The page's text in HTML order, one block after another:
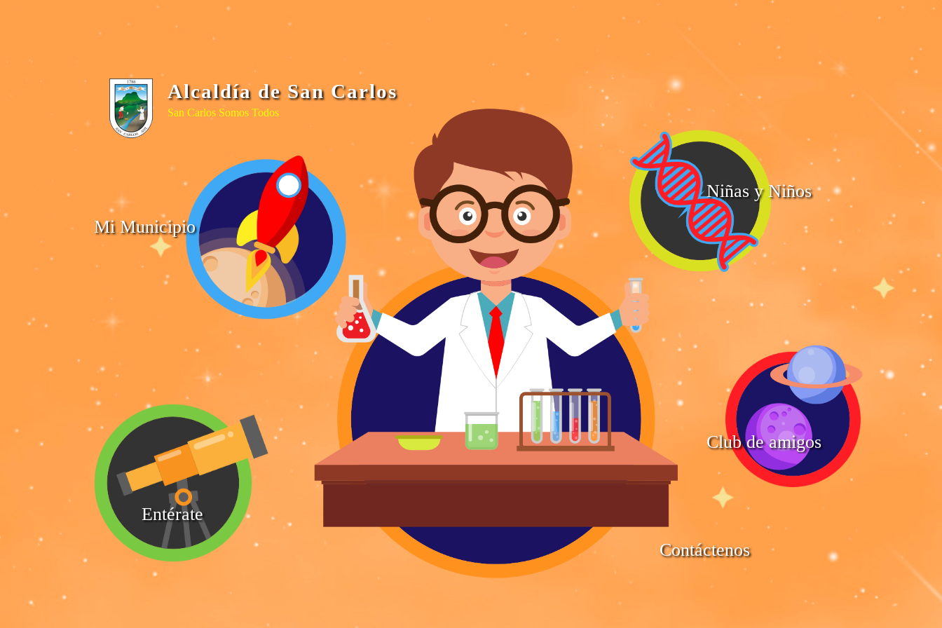
Alcaldía de San Carlos
San Carlos Somos Todos
Mi Municipio
Niñas y Niños
Entérate
Club de amigos
Contáctenos